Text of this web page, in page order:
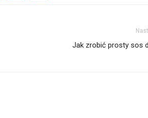
Jak zrobić prosty sos